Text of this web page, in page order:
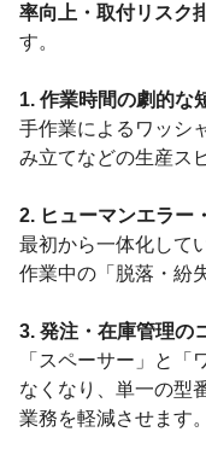
率向上・取付リスク
す。
1. 作業時間の劇的な
手作業によるワッシ
み立てなどの生産ス
2. ヒューマンエラー
最初から一体化して
作業中の「脱落・紛
3. 発注・在庫管理の
「スペーサー」と
なくなり、単一の型
業務を軽減させます。